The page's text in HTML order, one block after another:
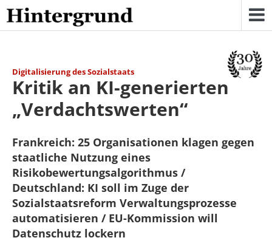
Skip
to
content
Digitalisierung des Sozialstaats
Kritik an KI-generierten
„Verdachtswerten“
Frankreich: 25 Organisationen klagen gegen
staatliche Nutzung eines
Risikobewertungsalgorithmus /
Deutschland: KI soll im Zuge der
Sozialstaatsreform Verwaltungsprozesse
automatisieren / EU-Kommission will
Datenschutz lockern